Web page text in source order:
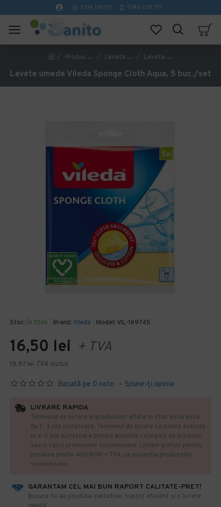
0314 100 110 0740 230 170
Produse de curatenie profesionale Lavete pentru curatenie Lavete umede Vileda Sponge Cloth Aqua, 5 buc./set
Lavete umede Vileda Sponge Cloth Aqua, 5 buc./set
Stoc: În Stoc Brand: Vileda Model: VIL-169745
Bazată pe 0 note. - Spune-ţi opinia
16,50 lei + TVA
19,97 lei TVA inclus
GARANTAM CEL MAI BUN RAPORT CALITATE-PRET!
​Bucura-te de produse calitative, suport eficient si o livrare
LIVRARE RAPIDA
Termenul de livrare al produselor aflate in stoc este este
de 1- 3 zile lucratoare. Termenul de livrare se poate extinde
la 4-5 zile lucratoare pentru anumite categorii de produse
sau in cazul produselor voluminoase. Livram gratuit pentru
produse peste 490 RON + TVA, cu exceptia produselor
voluminoase.